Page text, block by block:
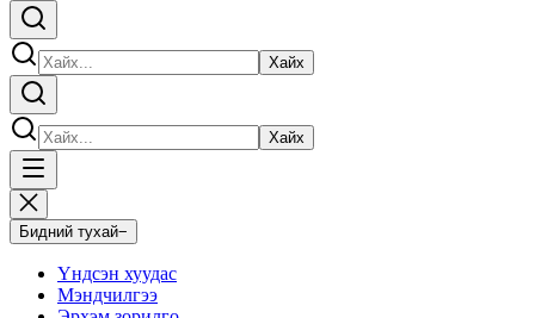
Хайх
Хайх
Бидний тухай−
Үндсэн хуудас
Мэндчилгээ